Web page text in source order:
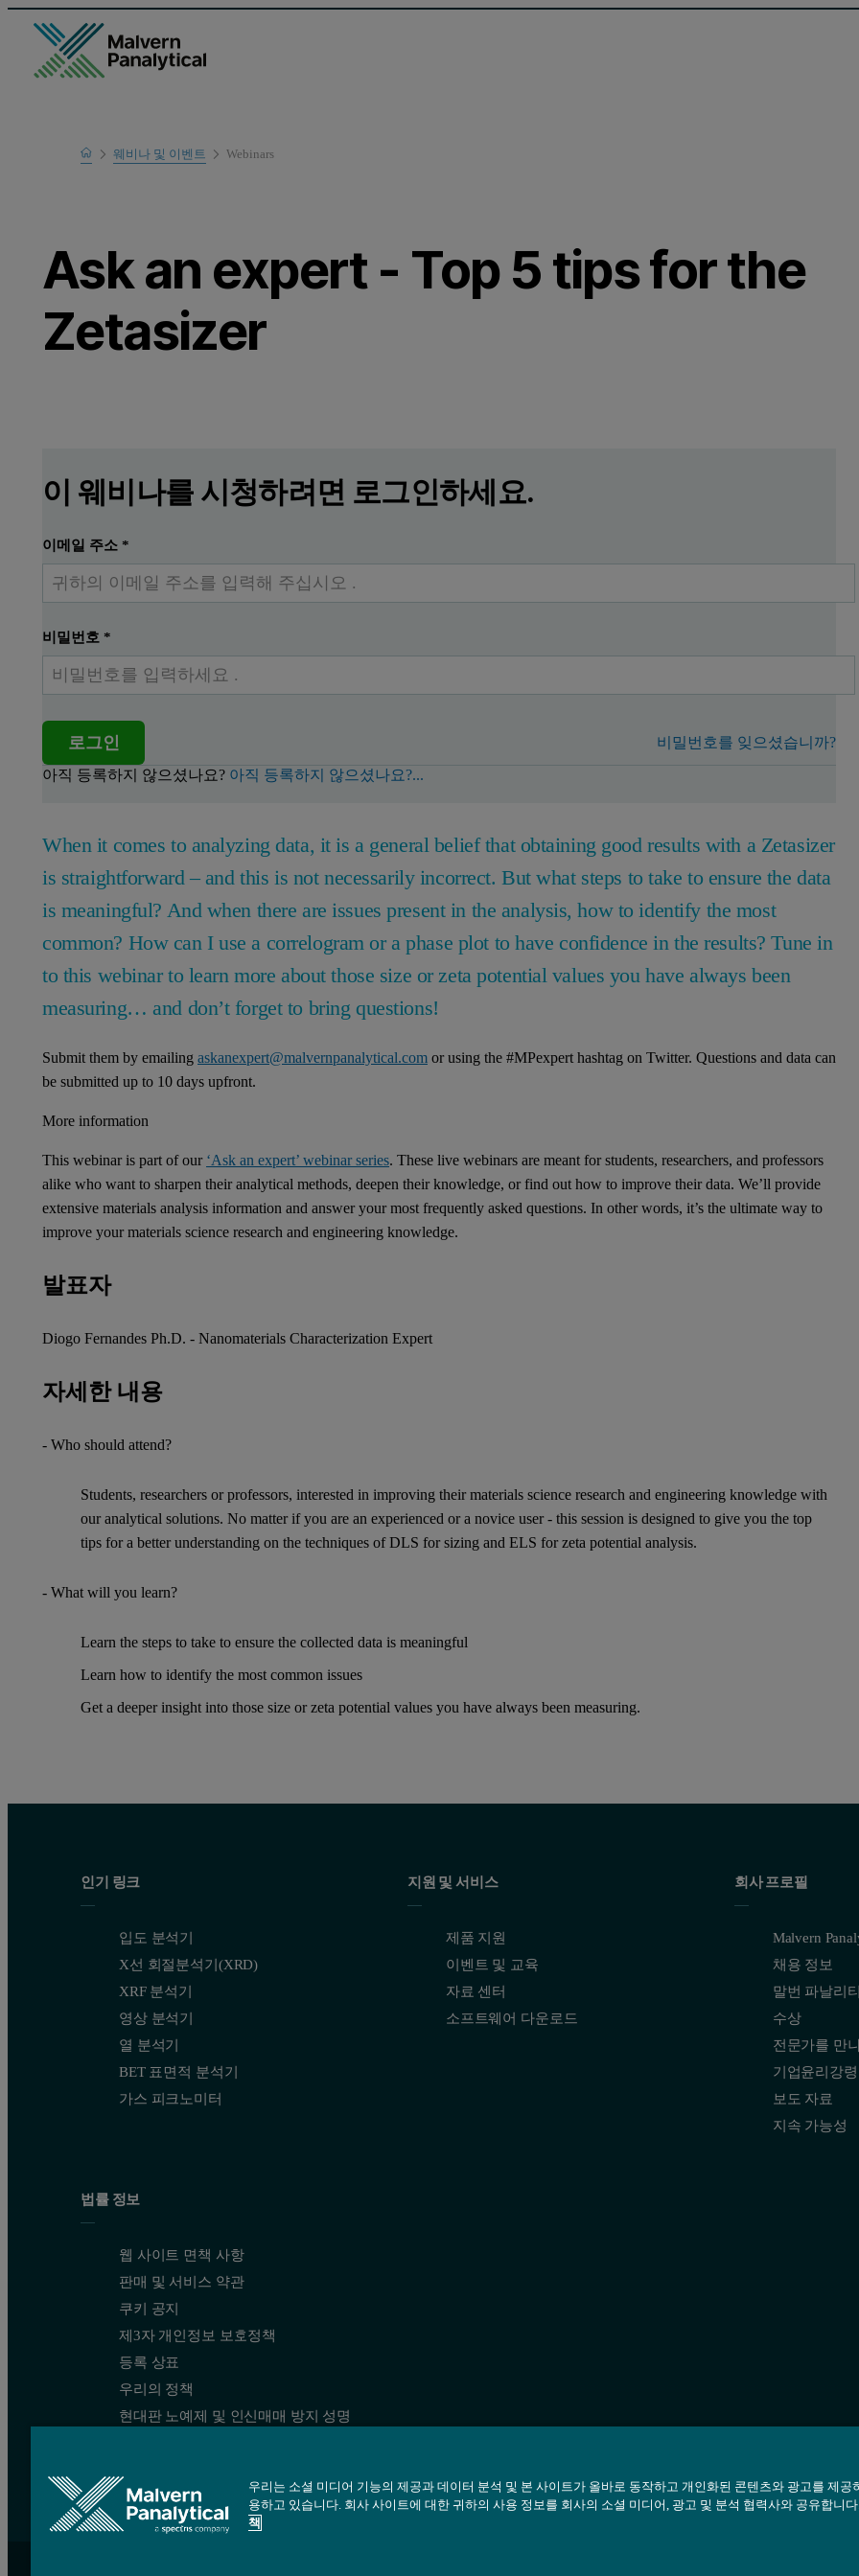
Home
Learn
웨비나 및 이벤트 Webinars
Ask an expert - Top 5 tips for the
Zetasizer
이 웨비나를 시청하려면 로그인하세요.
이메일 주소 *
비밀번호 *
로그인 비밀번호를 잊으셨습니까?
아직 등록하지 않으셨나요? 아직 등록하지 않으셨나요?...
When it comes to analyzing data, it is a general belief that obtaining good results with a Zetasizer
is straightforward – and this is not necessarily incorrect. But what steps to take to ensure the data
is meaningful? And when there are issues present in the analysis, how to identify the most
common? How can I use a correlogram or a phase plot to have confidence in the results? Tune in
to this webinar to learn more about those size or zeta potential values you have always been
measuring… and don’t forget to bring questions!
Submit them by emailing askanexpert@malvernpanalytical.com or using the #MPexpert hashtag on Twitter. Questions and data can
be submitted up to 10 days upfront.
More information
This webinar is part of our ‘Ask an expert’ webinar series. These live webinars are meant for students, researchers, and professors
alike who want to sharpen their analytical methods, deepen their knowledge, or find out how to improve their data. We’ll provide
extensive materials analysis information and answer your most frequently asked questions. In other words, it’s the ultimate way to
improve your materials science research and engineering knowledge.
발표자
Diogo Fernandes Ph.D. - Nanomaterials Characterization Expert
자세한 내용
- Who should attend?
Students, researchers or professors, interested in improving their materials science research and engineering knowledge with
our analytical solutions. No matter if you are an experienced or a novice user - this session is designed to give you the top
tips for a better understanding on the techniques of DLS for sizing and ELS for zeta potential analysis.
- What will you learn?
Learn the steps to take to ensure the collected data is meaningful
Learn how to identify the most common issues
Get a deeper insight into those size or zeta potential values you have always been measuring.
인기 링크
입도 분석기
X선 회절분석기(XRD)
XRF 분석기
영상 분석기
열 분석기
BET 표면적 분석기
가스 피크노미터
지원 및 서비스
제품 지원
이벤트 및 교육
자료 센터
소프트웨어 다운로드
회사 프로필
Malvern
채용 정보
말번 파날리
수상
전문가를 만
기업윤리강령
보도 자료
지속 가능성
법률 정보
웹 사이트 면책 사항
판매 및 서비스 약관
쿠키 공지
제3자 개인정보 보호정책
등록 상표
우리의 정책
현대판 노예제 및 인신매매 방지 성명
우리는 소셜 미디어 기능의 제공과 데이터 분석 및 본 사이트가 올바로 동작하고 개인화된 콘텐츠와 광고를 제공
용하고 있습니다. 회사 사이트에 대한 귀하의 사용 정보를 회사의 소셜 미디어, 광고 및 분석 협력사와 공유합니
책